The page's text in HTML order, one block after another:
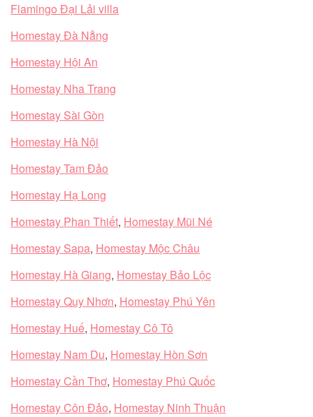
Flamingo Đại Lải villa
Homestay Đà Nẵng
Homestay Hội An
Homestay Nha Trang
Homestay Sài Gòn
Homestay Hà Nội
Homestay Tam Đảo
Homestay Hạ Long
Homestay Phan Thiết, Homestay Mũi Né
Homestay Sapa, Homestay Mộc Châu
Homestay Hà Giang, Homestay Bảo Lộc
Homestay Quy Nhơn, Homestay Phú Yên
Homestay Huế, Homestay Cô Tô
Homestay Nam Du, Homestay Hòn Sơn
Homestay Cần Thơ, Homestay Phú Quốc
Homestay Côn Đảo, Homestay Ninh Thuận